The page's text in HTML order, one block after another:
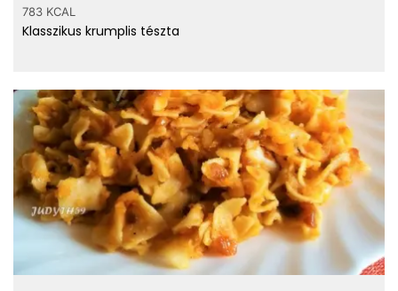
783 KCAL
Klasszikus krumplis tészta